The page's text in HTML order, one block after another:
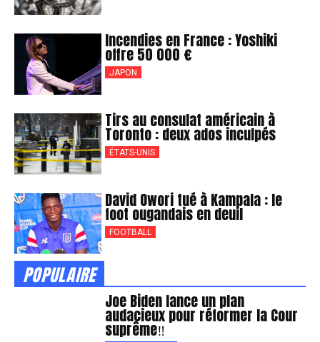
Incendies en France : Yoshiki
offre 50 000 €
JAPON
Tirs au consulat américain à
Toronto : deux ados inculpés
ÉTATS-UNIS
David Owori tué à Kampala : le
foot ougandais en deuil
FOOTBALL
POPULAIRE
Joe Biden lance un plan
audacieux pour réformer la Cour
suprême‼